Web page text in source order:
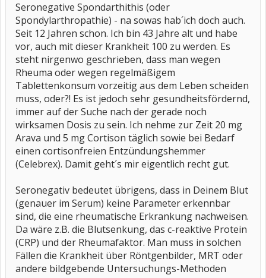
Seronegative Spondarthithis (oder
Spondylarthropathie) - na sowas hab´ich doch auch.
Seit 12 Jahren schon. Ich bin 43 Jahre alt und habe
vor, auch mit dieser Krankheit 100 zu werden. Es
steht nirgenwo geschrieben, dass man wegen
Rheuma oder wegen regelmäßigem
Tablettenkonsum vorzeitig aus dem Leben scheiden
muss, oder?! Es ist jedoch sehr gesundheitsfördernd,
immer auf der Suche nach der gerade noch
wirksamen Dosis zu sein. Ich nehme zur Zeit 20 mg
Arava und 5 mg Cortison täglich sowie bei Bedarf
einen cortisonfreien Entzündungshemmer
(Celebrex). Damit geht´s mir eigentlich recht gut.
Seronegativ bedeutet übrigens, dass in Deinem Blut
(genauer im Serum) keine Parameter erkennbar
sind, die eine rheumatische Erkrankung nachweisen.
Da wäre z.B. die Blutsenkung, das c-reaktive Protein
(CRP) und der Rheumafaktor. Man muss in solchen
Fällen die Krankheit über Röntgenbilder, MRT oder
andere bildgebende Untersuchungs-Methoden